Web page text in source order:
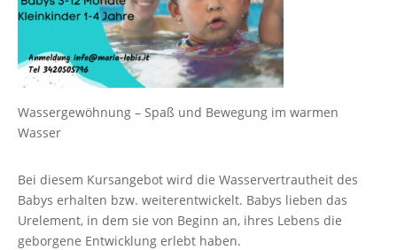
Wassergewöhnung – Spaß und Bewegung im warmen
Wasser
Bei diesem Kursangebot wird die Wasservertrautheit des
Babys erhalten bzw. weiterentwickelt. Babys lieben das
Urelement, in dem sie von Beginn an, ihres Lebens die
geborgene Entwicklung erlebt haben.